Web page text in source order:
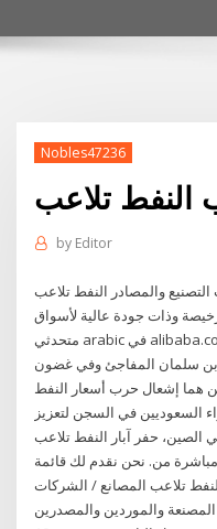
Nobles47236
النفط تلاعب
by Editor
والمصادر النفط تلاعب
وذات جودة عالية لأسواق
متحدثي arabic في alibaba.com انتقد مقال بصحيفة وول ستريت
بن سلمان المفاجئ وفي غضون
هما إشعال حرب أسعار النفط
السعوديين في السجن لتعزيز
حفر آبار النفط تلاعب
من. نحن نقدم لك قائمة
تلاعب المصانع / الشركات
المصنعة والموردين والمصدرين